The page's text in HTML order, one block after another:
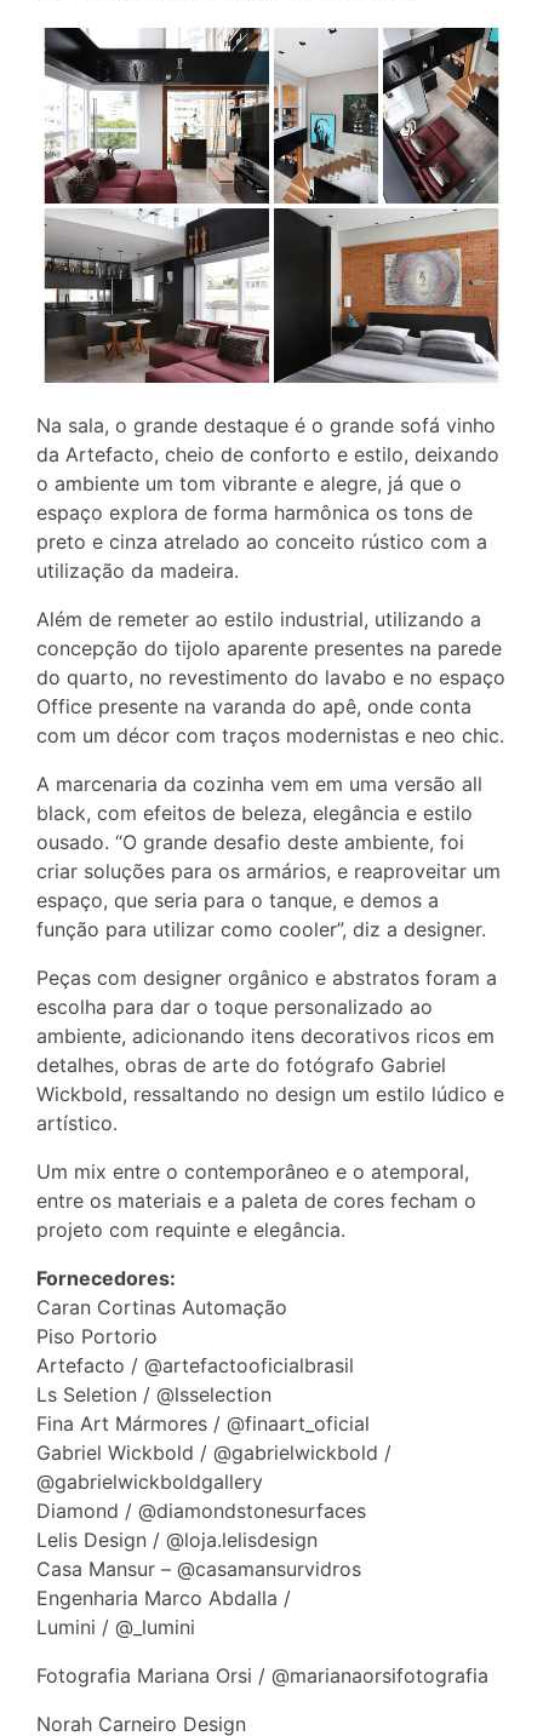
Na sala, o grande destaque é o grande sofá vinho
da Artefacto, cheio de conforto e estilo, deixando
o ambiente um tom vibrante e alegre, já que o
espaço explora de forma harmônica os tons de
preto e cinza atrelado ao conceito rústico com a
utilização da madeira.
Além de remeter ao estilo industrial, utilizando a
concepção do tijolo aparente presentes na parede
do quarto, no revestimento do lavabo e no espaço
Office presente na varanda do apê, onde conta
com um décor com traços modernistas e neo chic.
A marcenaria da cozinha vem em uma versão all
black, com efeitos de beleza, elegância e estilo
ousado. “O grande desafio deste ambiente, foi
criar soluções para os armários, e reaproveitar um
espaço, que seria para o tanque, e demos a
função para utilizar como cooler”, diz a designer.
Peças com designer orgânico e abstratos foram a
escolha para dar o toque personalizado ao
ambiente, adicionando itens decorativos ricos em
detalhes, obras de arte do fotógrafo Gabriel
Wickbold, ressaltando no design um estilo lúdico e
artístico.
Um mix entre o contemporâneo e o atemporal,
entre os materiais e a paleta de cores fecham o
projeto com requinte e elegância.
Fornecedores:
Caran Cortinas Automação
Piso Portorio
Artefacto / @artefactooficialbrasil
Ls Seletion / @lsselection
Fina Art Mármores / @finaart_oficial
Gabriel Wickbold / @gabrielwickbold /
@gabrielwickboldgallery
Diamond / @diamondstonesurfaces
Lelis Design / @loja.lelisdesign
Casa Mansur – @casamansurvidros
Engenharia Marco Abdalla /
Lumini / @_lumini
Fotografia Mariana Orsi / @marianaorsifotografia
Norah Carneiro Design